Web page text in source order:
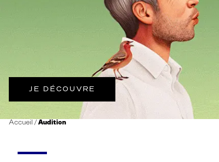
JE DÉCOUVRE
Accueil Audition